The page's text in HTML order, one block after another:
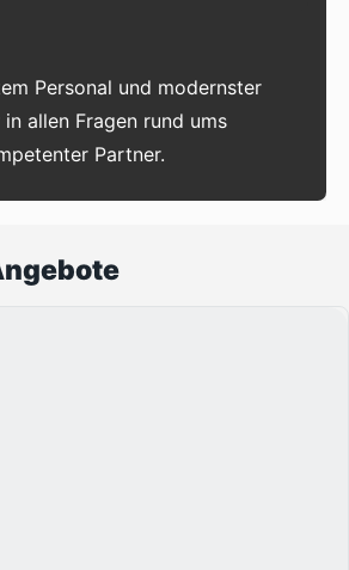
Personal und modernster
allen Fragen rund ums
Partner.